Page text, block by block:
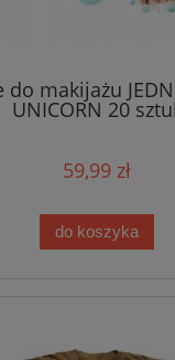
do makijażu
UNICORN 20
59,99 zł
do koszyka